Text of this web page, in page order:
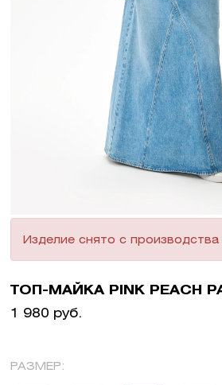
Изделие снято с производства
ТОП-МАЙКА PINK PEACH
1 980 руб.
РАЗМЕР: